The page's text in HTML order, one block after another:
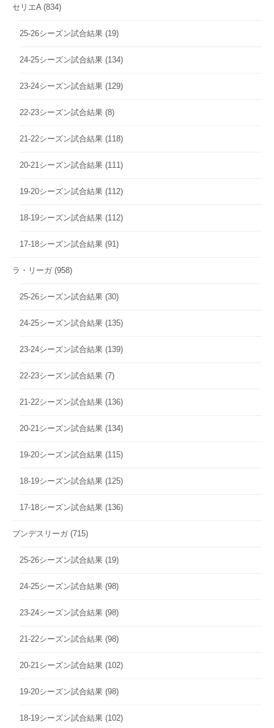
セリエA (834)
25-26シーズン試合結果 (19)
24-25シーズン試合結果 (134)
23-24シーズン試合結果 (129)
22-23シーズン試合結果 (8)
21-22シーズン試合結果 (118)
20-21シーズン試合結果 (111)
19-20シーズン試合結果 (112)
18-19シーズン試合結果 (112)
17-18シーズン試合結果 (91)
ラ・リーガ (958)
25-26シーズン試合結果 (30)
24-25シーズン試合結果 (135)
23-24シーズン試合結果 (139)
22-23シーズン試合結果 (7)
21-22シーズン試合結果 (136)
20-21シーズン試合結果 (134)
19-20シーズン試合結果 (115)
18-19シーズン試合結果 (125)
17-18シーズン試合結果 (136)
ブンデスリーガ (715)
25-26シーズン試合結果 (19)
24-25シーズン試合結果 (98)
23-24シーズン試合結果 (98)
21-22シーズン試合結果 (98)
20-21シーズン試合結果 (102)
19-20シーズン試合結果 (98)
18-19シーズン試合結果 (102)